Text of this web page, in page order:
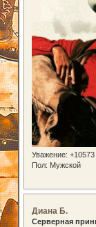
Уважение: +10573
Пол: Мужской
Диана Б.
Серверная